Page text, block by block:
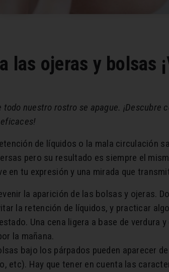
las ojeras y bolsas
nuestro rostro se apague. ¡Descubre
de líquidos o la mala circulación
pero su resultado es siempre el
en tu expresión y una mirada que
la aparición de las bolsas y ojeras.
la retención de líquidos, y practicar
Una cena ligera a base de verdura
la mañana.
bajo los párpados pueden aparecer
etc). Hay que tener en cuenta las